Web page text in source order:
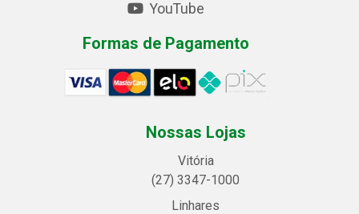
YouTube
Formas de Pagamento
Nossas Lojas
Vitória
(27) 3347-1000
Linhares